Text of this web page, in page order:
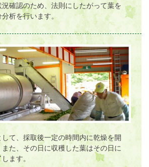
確認のため、法則にしたがって葉を
析を行います。
て、採取後一定の時間内に乾燥を開
た、その日に収穫した葉はその日に
ます。